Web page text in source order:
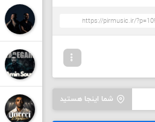
شما اینجا هستید